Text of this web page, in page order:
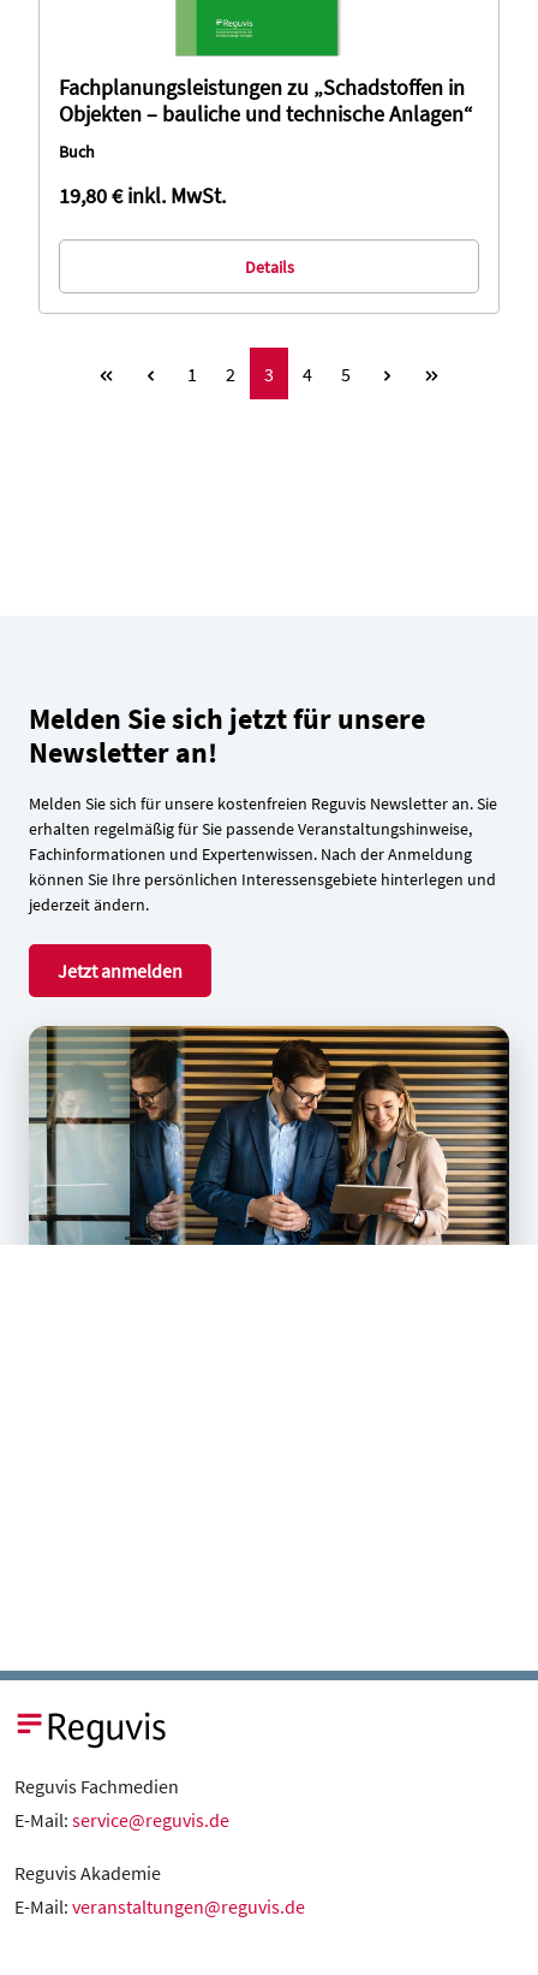
Fachplanungsleistungen zu „Schadstoffen in
Objekten – bauliche und technische Anlagen“
Buch
19,80 €inkl. MwSt.
Details
Seite
1 Seite
2 Seite
3 Seite
4 Seite
5
Melden Sie sich jetzt für unsere
Newsletter an!
Melden Sie sich für unsere kostenfreien Reguvis Newsletter an. Sie
erhalten regelmäßig für Sie passende Veranstaltungshinweise,
Fachinformationen und Expertenwissen. Nach der Anmeldung
können Sie Ihre persönlichen Interessensgebiete hinterlegen und
jederzeit ändern.
Jetzt anmelden
Reguvis Fachmedien
E-Mail: service@reguvis.de
Reguvis Akademie
E-Mail: veranstaltungen@reguvis.de